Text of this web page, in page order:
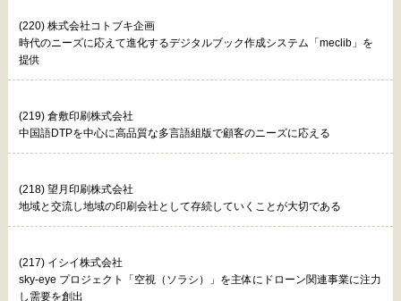
(220) 株式会社コトブキ企画
時代のニーズに応えて進化するデジタルブック作成システム「meclib」を
提供
(219) 倉敷印刷株式会社
中国語DTPを中心に高品質な多言語組版で顧客のニーズに応える
(218) 望月印刷株式会社
地域と交流し地域の印刷会社として存続していくことが大切である
(217) イシイ株式会社
sky-eye プロジェクト「空視（ソラシ）」を主体にドローン関連事業に注力
し需要を創出